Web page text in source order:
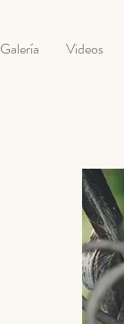
Galería Videos